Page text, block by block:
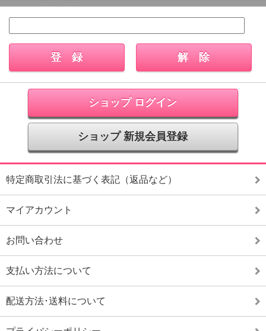
ショップ ログイン
ショップ 新規会員登録
特定商取引法に基づく表記（返品など）
マイアカウント
お問い合わせ
支払い方法について
配送方法･送料について